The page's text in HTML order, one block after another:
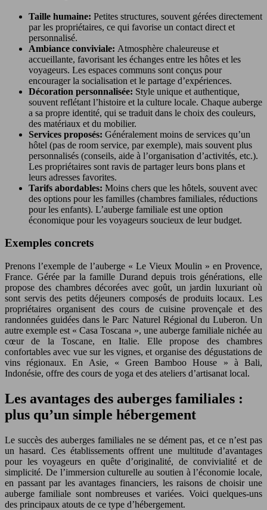
Taille humaine: Petites structures, souvent gérées directement
par les propriétaires, ce qui favorise un contact direct et
personnalisé.
Ambiance conviviale: Atmosphère chaleureuse et
accueillante, favorisant les échanges entre les hôtes et les
voyageurs. Les espaces communs sont conçus pour
encourager la socialisation et le partage d’expériences.
Décoration personnalisée: Style unique et authentique,
souvent reflétant l’histoire et la culture locale. Chaque auberge
a sa propre identité, qui se traduit dans le choix des couleurs,
des matériaux et du mobilier.
Services proposés: Généralement moins de services qu’un
hôtel (pas de room service, par exemple), mais souvent plus
personnalisés (conseils, aide à l’organisation d’activités, etc.).
Les propriétaires sont ravis de partager leurs bons plans et
leurs adresses favorites.
Tarifs abordables: Moins chers que les hôtels, souvent avec
des options pour les familles (chambres familiales, réductions
pour les enfants). L’auberge familiale est une option
économique pour les voyageurs soucieux de leur budget.
Exemples concrets
Prenons l’exemple de l’auberge « Le Vieux Moulin » en Provence,
France. Gérée par la famille Durand depuis trois générations, elle
propose des chambres décorées avec goût, un jardin luxuriant où
sont servis des petits déjeuners composés de produits locaux. Les
propriétaires organisent des cours de cuisine provençale et des
randonnées guidées dans le Parc Naturel Régional du Luberon. Un
autre exemple est « Casa Toscana », une auberge familiale nichée au
cœur de la Toscane, en Italie. Elle propose des chambres
confortables avec vue sur les vignes, et organise des dégustations de
vins régionaux. En Asie, « Green Bamboo House » à Bali,
Indonésie, offre des cours de yoga et des ateliers d’artisanat local.
Les avantages des auberges familiales :
plus qu’un simple hébergement
Le succès des auberges familiales ne se dément pas, et ce n’est pas
un hasard. Ces établissements offrent une multitude d’avantages
pour les voyageurs en quête d’originalité, de convivialité et de
simplicité. De l’immersion culturelle au soutien à l’économie locale,
en passant par les avantages financiers, les raisons de choisir une
auberge familiale sont nombreuses et variées. Voici quelques-uns
des principaux atouts de ce type d’hébergement.